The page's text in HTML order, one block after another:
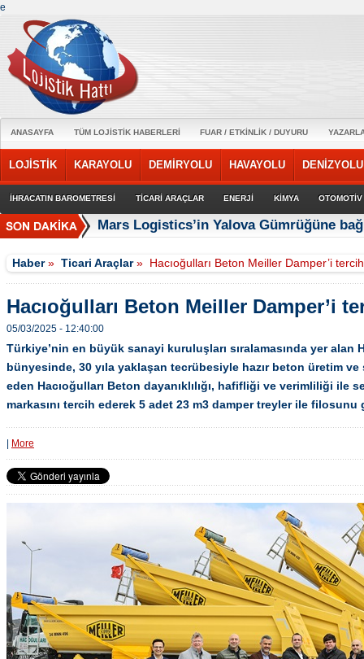
e
ANASAYFA TÜM LOJİSTİK HABERLERİ FUAR / ETKİNLİK / DUYURU
LOJİSTİK KARAYOLU DEMİRYOLU HAVAYOLU DENİZYOLU
İHRACATIN BAROMETRESİ TİCARİ ARAÇLAR ENERJİ KİMYA OTOMOTİV
Mars Logistics’in Yalova Gümrüğüne
Haber»Ticari Araçlar» Hacıoğulları Beton Meiller Damper’i
Hacıoğulları Beton Meiller Damper’i
05/03/2025 - 12:40:00
Türkiye’nin en büyük sanayi kuruluşları sıralamasında yer alan
bünyesinde, 30 yıla yaklaşan tecrübesiyle hazır beton üretim
eden Hacıoğulları Beton dayanıklılığı, hafifliği ve verimliliği ile
markasını tercih ederek 5 adet 23 m3 damper treyler ile
More